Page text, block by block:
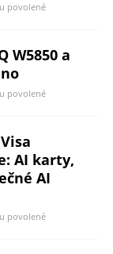
povolené
W5850 a
povolené
AI karty,
AI
povolené